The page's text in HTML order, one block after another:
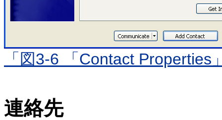
「図3-6 「Contact
連絡先